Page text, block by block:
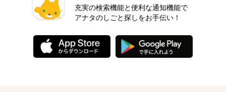
充実の検索機能と便利な通知機能で
アナタのしごと探しをお手伝い！